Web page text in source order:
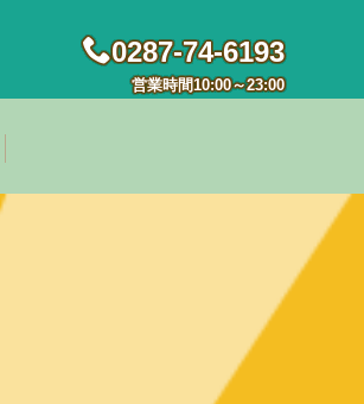
0287-74-6193
営業時間10:00～23:00